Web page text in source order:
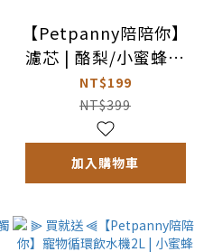
【Petpanny陪陪你】
濾芯 | 酪梨/小蜜蜂適
用（3入/包）
NT$199
NT$399
加入購物車